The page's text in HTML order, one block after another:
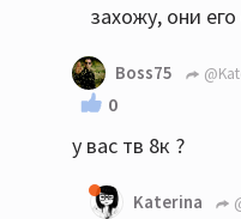
захожу, они
Boss75
0
у вас тв 8к ?
Katerina